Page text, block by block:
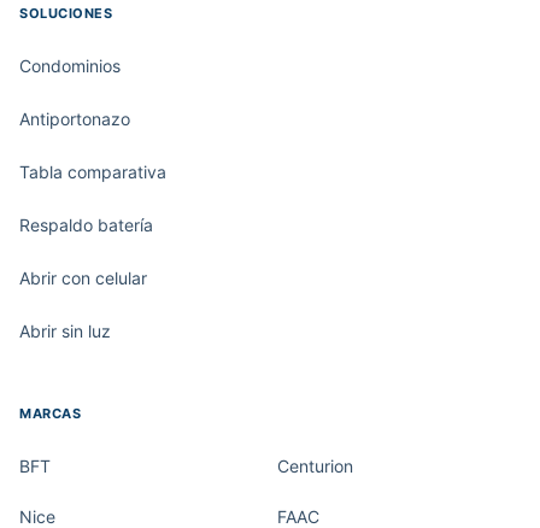
SOLUCIONES
Condominios
Antiportonazo
Tabla comparativa
Respaldo batería
Abrir con celular
Abrir sin luz
MARCAS
BFT Centurion
Nice FAAC